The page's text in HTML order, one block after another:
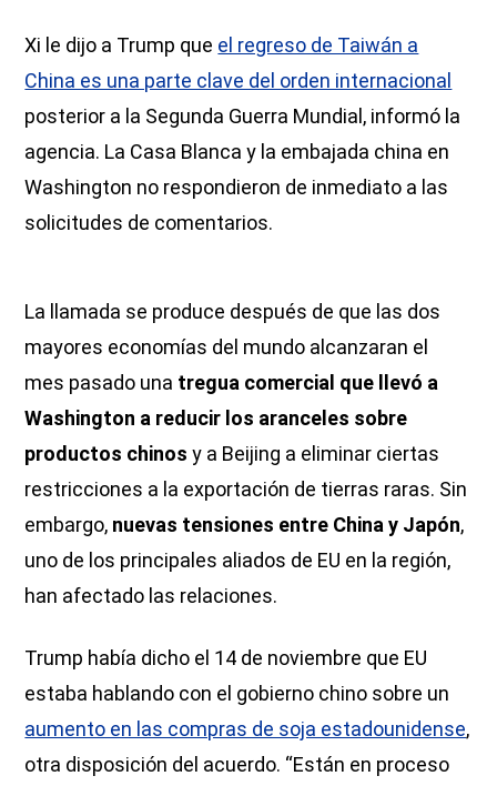
Xi le dijo a Trump que el regreso de Taiwán a
China es una parte clave del orden internacional
posterior a la Segunda Guerra Mundial, informó la
agencia. La Casa Blanca y la embajada china en
Washington no respondieron de inmediato a las
solicitudes de comentarios.
La llamada se produce después de que las dos
mayores economías del mundo alcanzaran el
mes pasado una tregua comercial que llevó a
Washington a reducir los aranceles sobre
productos chinosy a Beijing a eliminar ciertas
restricciones a la exportación de tierras raras. Sin
embargo, nuevas tensiones entre China y Japón,
uno de los principales aliados de EU en la región,
han afectado las relaciones.
Trump había dicho el 14 de noviembre que EU
estaba hablando con el gobierno chino sobre un
aumento en las compras de soja estadounidense,
otra disposición del acuerdo. “Están en proceso